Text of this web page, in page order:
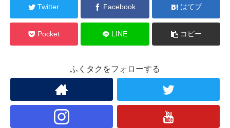
Twitter Facebook はてブ
Pocket LINE コピー
ふくタクをフォローする